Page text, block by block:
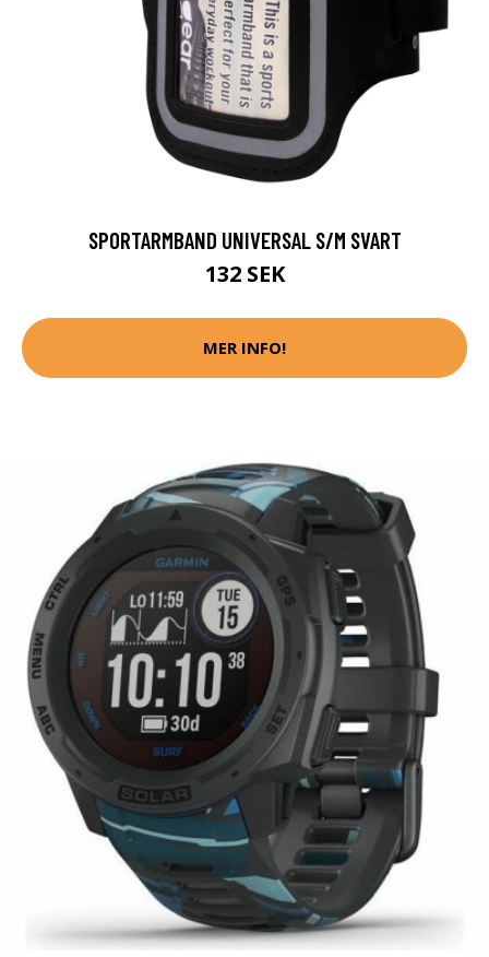
SPORTARMBAND UNIVERSAL S/M SVART
132 SEK
MER INFO!